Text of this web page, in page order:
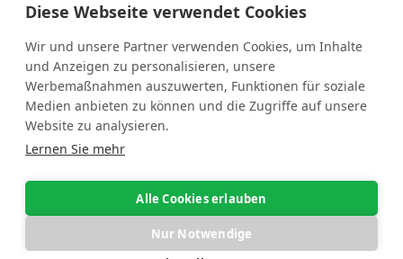
Diese Webseite verwendet Cookies
Wir und unsere Partner verwenden Cookies, um Inhalte
und Anzeigen zu personalisieren, unsere
Werbemaßnahmen auszuwerten, Funktionen für soziale
Medien anbieten zu können und die Zugriffe auf unsere
Website zu analysieren.
Lernen Sie mehr
Alle Cookies erlauben
Nur Notwendige
© 314 OS/ GmbH
Datenschutz